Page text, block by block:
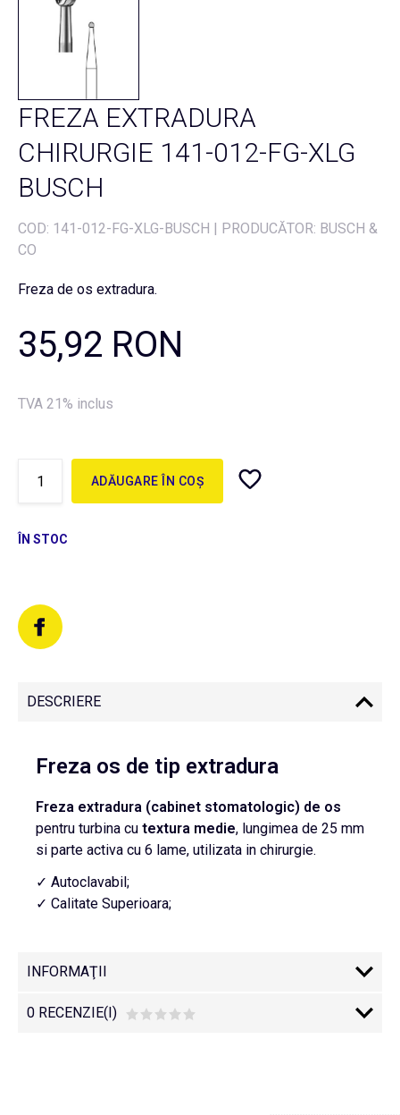
FREZA EXTRADURA
CHIRURGIE 141-012-FG-XLG
BUSCH
COD: 141-012-FG-XLG-BUSCH | PRODUCĂTOR: BUSCH &
CO
Freza de os extradura.
35,92 RON
TVA 21% inclus
ADĂUGARE ÎN COȘ
ÎN STOC
DESCRIERE
Freza os de tip extradura
Freza extradura (cabinet stomatologic) de os
pentru turbina cu textura medie, lungimea de 25 mm
si parte activa cu 6 lame, utilizata in chirurgie.
✓ Autoclavabil;
✓ Calitate Superioara;
INFORMAŢII
0 RECENZIE(I)